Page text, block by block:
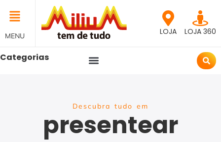
MENU LOJA LOJA 360
Categorias
Descubra tudo em
presentear